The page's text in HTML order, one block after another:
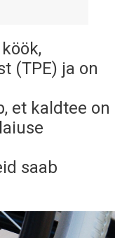
(TPE) ja on
et kaldtee on
saab